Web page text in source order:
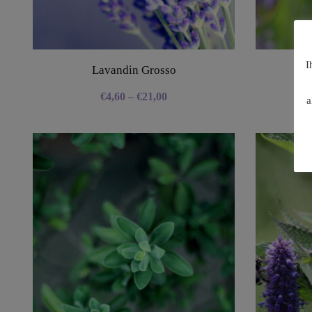
Lavandin Grosso
€4,60 – €21,00